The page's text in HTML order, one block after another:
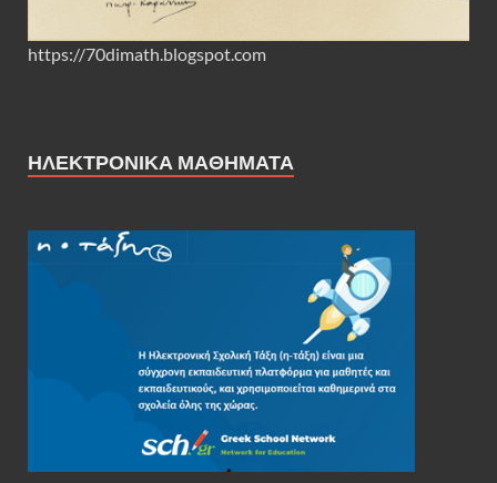
https://70dimath.blogspot.com
ΗΛΕΚΤΡΟΝΙΚΑ ΜΑΘΗΜΑΤΑ